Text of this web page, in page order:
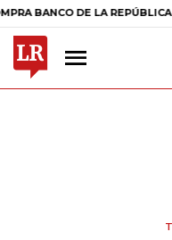
DE LA REPÚBLICA $